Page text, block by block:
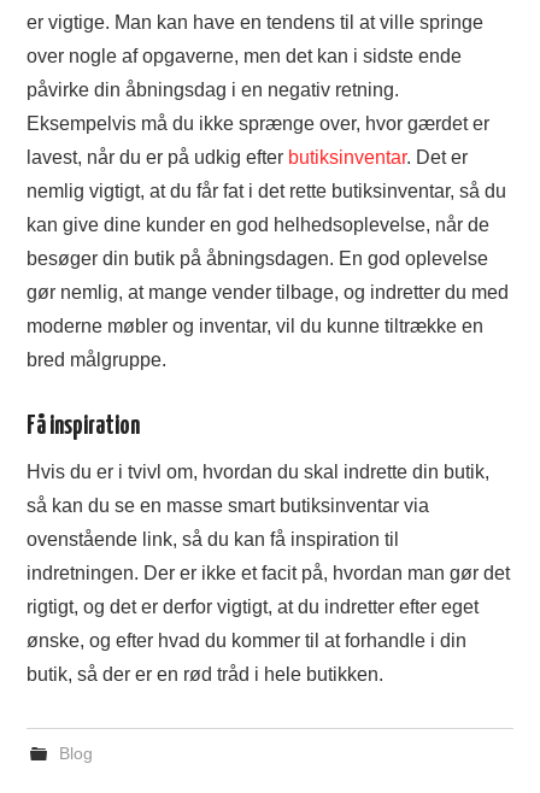
er vigtige. Man kan have en tendens til at ville springe
over nogle af opgaverne, men det kan i sidste ende
påvirke din åbningsdag i en negativ retning.
Eksempelvis må du ikke sprænge over, hvor gærdet er
lavest, når du er på udkig efter butiksinventar. Det er
nemlig vigtigt, at du får fat i det rette butiksinventar, så du
kan give dine kunder en god helhedsoplevelse, når de
besøger din butik på åbningsdagen. En god oplevelse
gør nemlig, at mange vender tilbage, og indretter du med
moderne møbler og inventar, vil du kunne tiltrække en
bred målgruppe.
Få inspiration
Hvis du er i tvivl om, hvordan du skal indrette din butik,
så kan du se en masse smart butiksinventar via
ovenstående link, så du kan få inspiration til
indretningen. Der er ikke et facit på, hvordan man gør det
rigtigt, og det er derfor vigtigt, at du indretter efter eget
ønske, og efter hvad du kommer til at forhandle i din
butik, så der er en rød tråd i hele butikken.
Blog